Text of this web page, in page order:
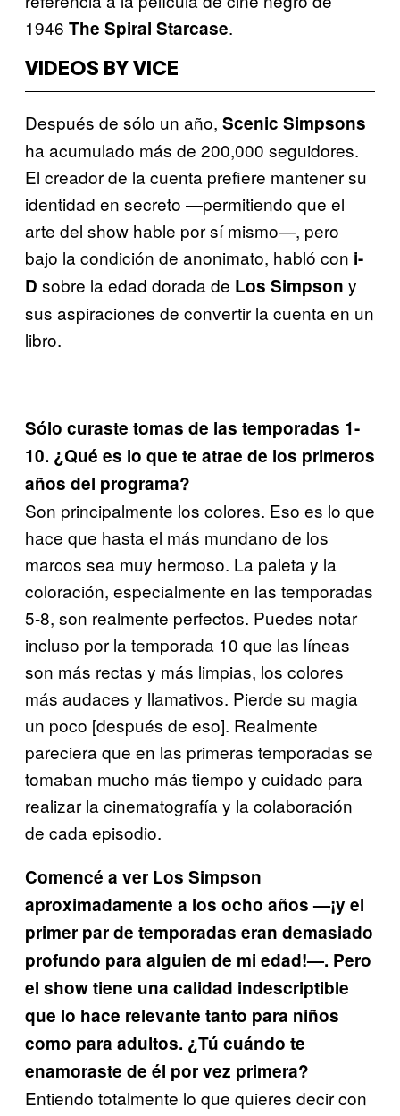
1946 The Spiral Starcase.
VIDEOS BY VICE
Después de sólo un año, Scenic Simpsons
ha acumulado más de 200,000 seguidores.
El creador de la cuenta prefiere mantener su
identidad en secreto —permitiendo que el
arte del show hable por sí mismo—, pero
bajo la condición de anonimato, habló con i-
D sobre la edad dorada de Los Simpson y
sus aspiraciones de convertir la cuenta en un
libro.
Sólo curaste tomas de las temporadas 1-
10. ¿Qué es lo que te atrae de los primeros
años del programa?
Son principalmente los colores. Eso es lo que
hace que hasta el más mundano de los
marcos sea muy hermoso. La paleta y la
coloración, especialmente en las temporadas
5-8, son realmente perfectos. Puedes notar
incluso por la temporada 10 que las líneas
son más rectas y más limpias, los colores
más audaces y llamativos. Pierde su magia
un poco [después de eso]. Realmente
pareciera que en las primeras temporadas se
tomaban mucho más tiempo y cuidado para
realizar la cinematografía y la colaboración
de cada episodio.
Comencé a ver Los Simpson
aproximadamente a los ocho años —¡y el
primer par de temporadas eran demasiado
profundo para alguien de mi edad!—. Pero
el show tiene una calidad indescriptible
que lo hace relevante tanto para niños
como para adultos. ¿Tú cuándo te
enamoraste de él por vez primera?
Entiendo totalmente lo que quieres decir con